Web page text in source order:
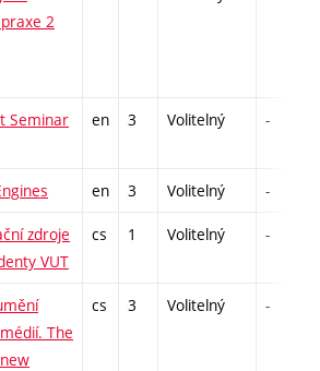
2
Seminar
en 3 Volitelný -
en 3 Volitelný -
zdroje
VUT
cs 1 Volitelný -
The
cs 3 Volitelný -